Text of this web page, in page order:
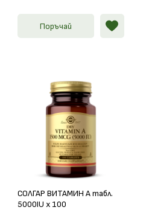
Поръчай
СОЛГАР ВИТАМИН А табл.
5000IU х 100